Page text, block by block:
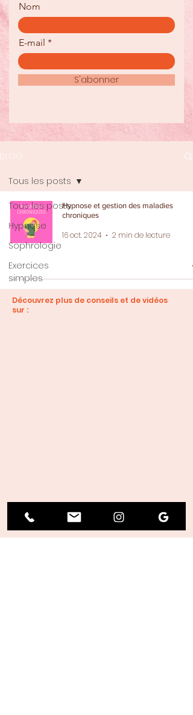
Nom
E-mail
S'abonner
BLOG
Tous les posts
Hypnose
Sophrologie
Exercices
simples
Tous les posts
Hypnose et gestion des maladies
chroniques
16 oct. 2024 2 min de lecture
Découvrez plus de conseils et de vidéos
sur :